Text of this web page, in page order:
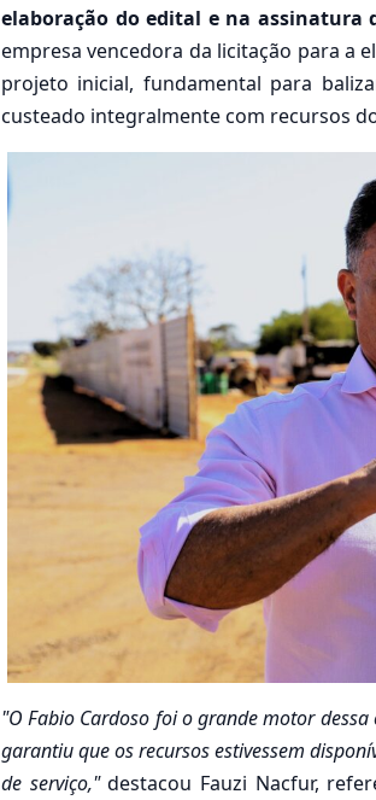
elaboração do edital e na
empresa vencedora da licitação para a
projeto inicial, fundamental para
custeado integralmente com recursos
"O Fabio Cardoso foi o grande motor
garantiu que os recursos estivessem
de serviço,"destacou Fauzi Nacfur,